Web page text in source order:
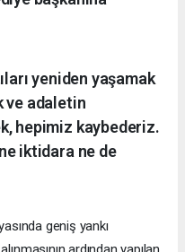
yeniden yaşamak
ve adaletin
hepimiz kaybederiz.
iktidara ne de
geniş yankı